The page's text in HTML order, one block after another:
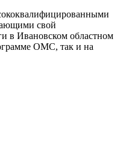
свой
в Ивановском областном
ОМС, так и на